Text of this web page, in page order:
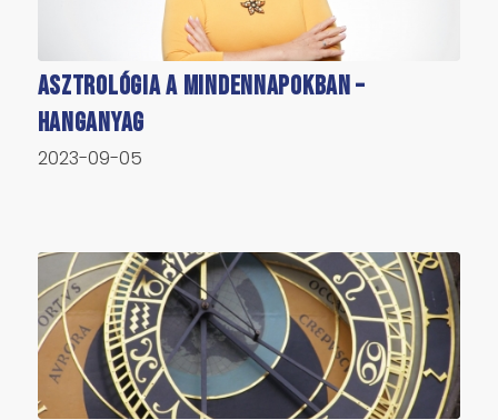
Asztrológia a mindennapokban –
hanganyag
2023-09-05